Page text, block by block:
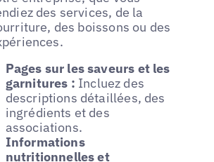
des services, de la
des boissons ou des
Pages sur les saveurs et les
garnitures : Incluez des
descriptions détaillées, des
ingrédients et des
associations.
Informations
nutritionnelles et